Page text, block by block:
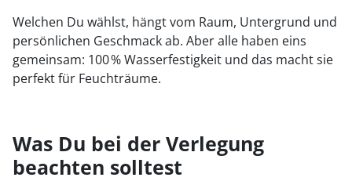
Welchen Du wählst, hängt vom Raum, Untergrund und
persönlichen Geschmack ab. Aber alle haben eins
gemeinsam: 100 % Wasserfestigkeit und das macht sie
perfekt für Feuchträume.
Was Du bei der Verlegung
beachten solltest